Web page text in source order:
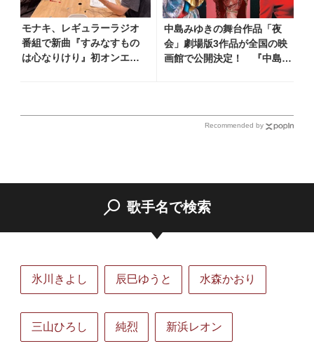
モナキ、レギュラーラジオ
番組で新曲『すみなすもの
は心なりけり』初オンエ
中島みゆきの舞台作品「夜
会」劇場版3作品が全国の映
画館で公開決定！ 『中島み
Recommended by
歌手名で検索
氷川きよし 辰巳ゆうと 水森かおり
三山ひろし 純烈 新浜レオン